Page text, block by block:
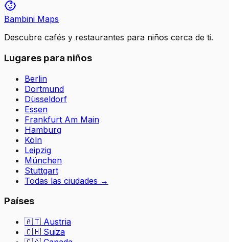
Bambini Maps
Descubre cafés y restaurantes para niños cerca de ti.
Lugares para niños
Berlin
Dortmund
Düsseldorf
Essen
Frankfurt Am Main
Hamburg
Köln
Leipzig
München
Stuttgart
Todas las ciudades →
Países
🇦🇹 Austria
🇨🇭 Suiza